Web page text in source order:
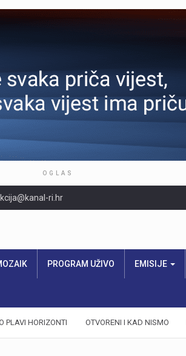
OGLAS
ri.hr
PROGRAM UŽIVO EMISIJE
PLAVI HORIZONTI OTVORENI I KAD NISMO